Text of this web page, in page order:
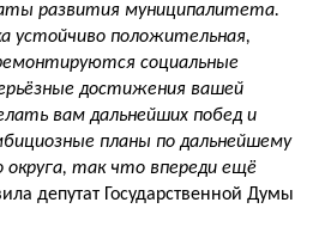
развития муниципалитета.
устойчиво положительная,
социальные
достижения вашей
вам дальнейших побед и
планы по дальнейшему
округа, так что впереди ещё
депутат Государственной Думы